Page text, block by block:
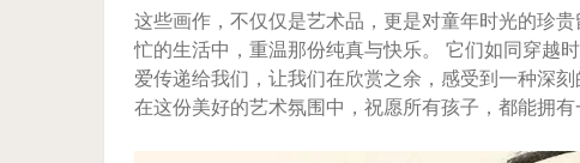
这些画作，不仅仅是艺术品，更是对童年时光的珍
忙的生活中，重温那份纯真与快乐。 它们如同穿越
爱传递给我们，让我们在欣赏之余，感受到一种深
在这份美好的艺术氛围中，祝愿所有孩子，都能拥